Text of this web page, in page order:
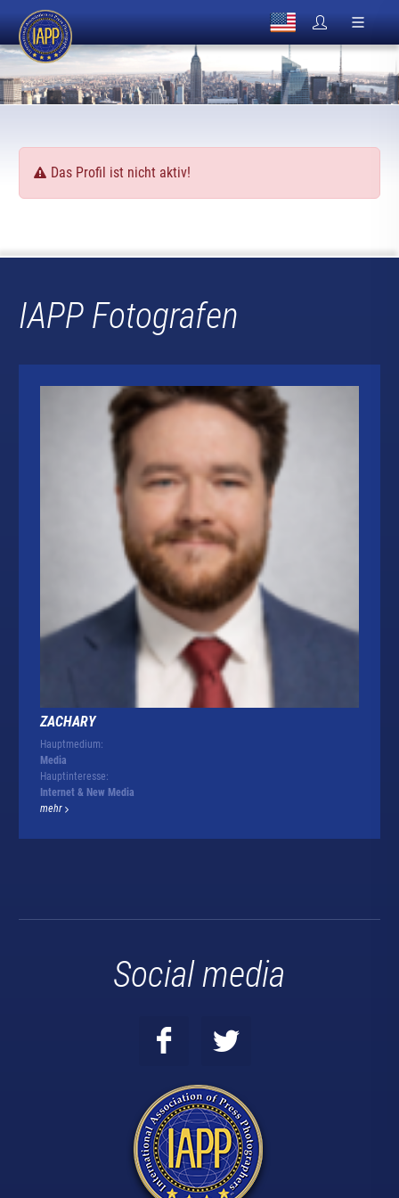
Das Profil ist nicht aktiv!
IAPP Fotografen
ZACHARY
Hauptmedium:
Media
Hauptinteresse:
Internet & New Media
mehr
Social media